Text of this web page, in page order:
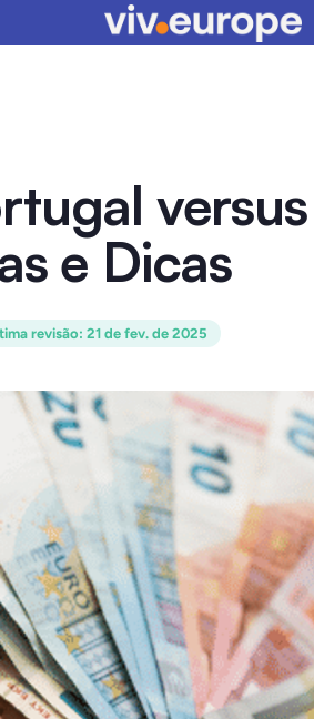
versus
e Dicas
revisão: 21 de fev. de 2025